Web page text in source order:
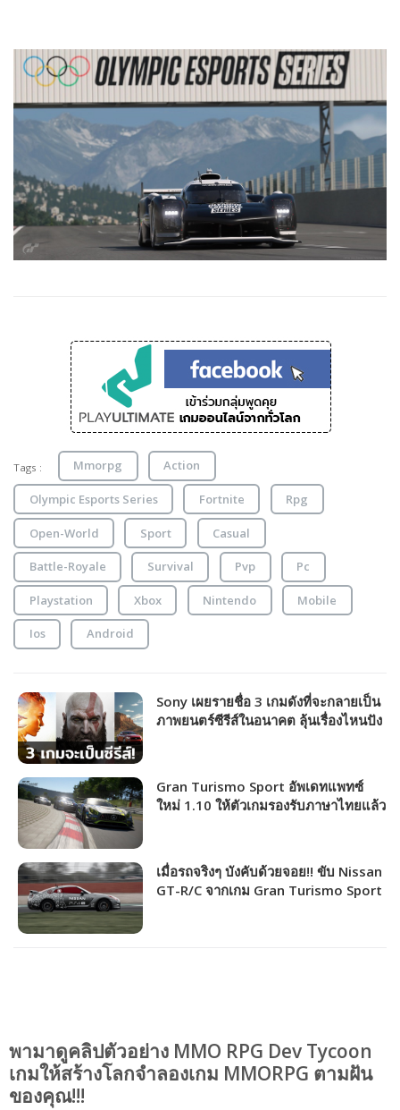
Tags : Mmorpg Action
Olympic Esports Series Fortnite Rpg
Open-World Sport Casual
Battle-Royale Survival Pvp Pc
Playstation Xbox Nintendo Mobile
Ios Android
Sony เผยรายชื่อ 3 เกมดังที่จะกลายเป็น
ภาพยนตร์ซีรีส์ในอนาคต ลุ้นเรื่องไหนปัง
Gran Turismo Sport อัพเดทแพทซ์
ใหม่ 1.10 ให้ตัวเกมรองรับภาษาไทยแล้ว
เมื่อรถจริงๆ บังคับด้วยจอย!! ขับ Nissan
GT-R/C จากเกม Gran Turismo Sport
พามาดูคลิปตัวอย่าง MMO RPG Dev Tycoon
เกมให้สร้างโลกจำลองเกม MMORPG ตามฝัน
ของคุณ!!!